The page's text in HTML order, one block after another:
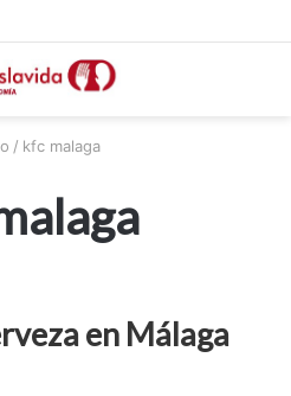
/ kfc malaga
en Málaga